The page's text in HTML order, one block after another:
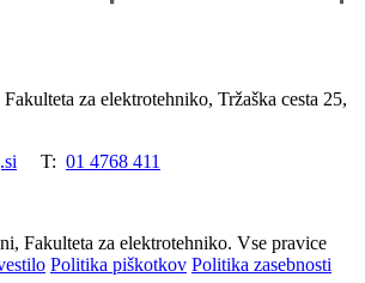
za elektrotehniko, Tržaška cesta 25,
T: 01 4768 411
Fakulteta za elektrotehniko. Vse pravice
Politika piškotkov Politika zasebnosti